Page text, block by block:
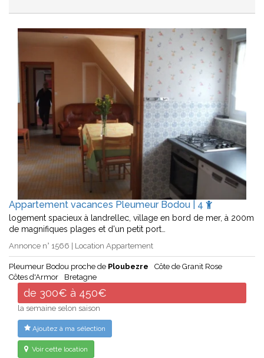
Appartement vacances Pleumeur Bodou | 4
logement spacieux à landrellec, village en bord de mer, à 200m
de magnifiques plages et d'un petit port…
Annonce n° 1566 | Location Appartement
Pleumeur Bodou proche de Ploubezre
Côte de Granit Rose
Côtes d'Armor
Bretagne
de 300€ à 450€
la semaine selon saison
Ajoutez à ma sélection
Voir cette location